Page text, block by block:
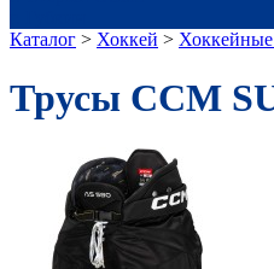
Каталог > Хоккей >
Трусы CCM